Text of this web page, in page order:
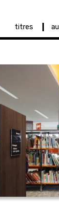
titres